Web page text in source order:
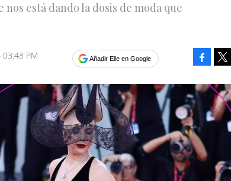
nos está dando la dosis de moda que
PM Añadir Elle en Google Facebook